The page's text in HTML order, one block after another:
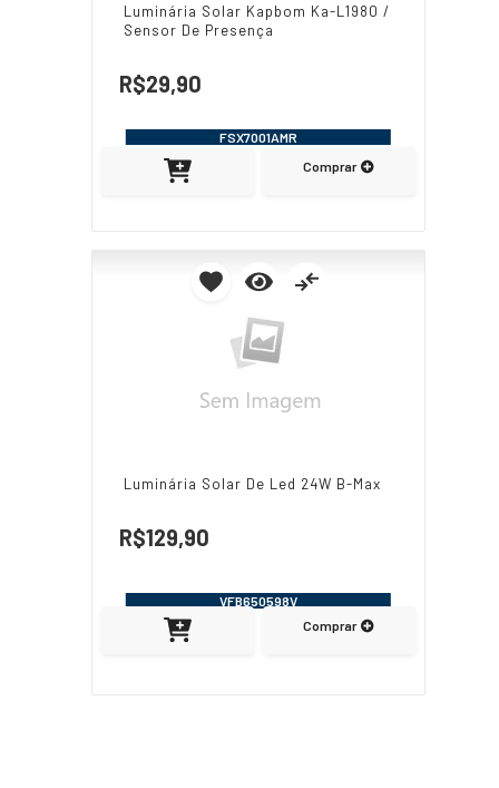
FSX7001AMR
Luminária Solar Kapbom Ka-L1980 /
Sensor De Presença
R$29,90
Comprar
VFB650598V
Luminária Solar De Led 24W B-Max
R$129,90
Comprar